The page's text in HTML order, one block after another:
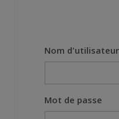
Nom
Mot de passe